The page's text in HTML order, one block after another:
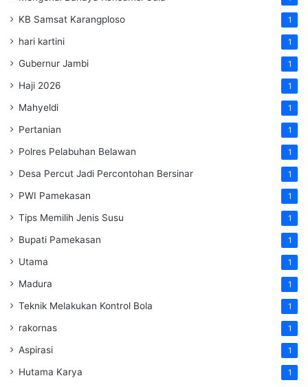
KB Samsat Karangploso 1
hari kartini 1
Gubernur Jambi 1
Haji 2026 1
Mahyeldi 1
Pertanian 1
Polres Pelabuhan Belawan 1
Desa Percut Jadi Percontohan Bersinar 1
PWI Pamekasan 1
Tips Memilih Jenis Susu 1
Bupati Pamekasan 1
Utama 1
Madura 1
Teknik Melakukan Kontrol Bola 1
rakornas 1
Aspirasi 1
Hutama Karya 1